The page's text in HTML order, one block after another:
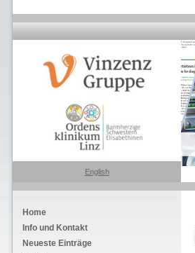
English
Home
Info und Kontakt
Neueste Einträge